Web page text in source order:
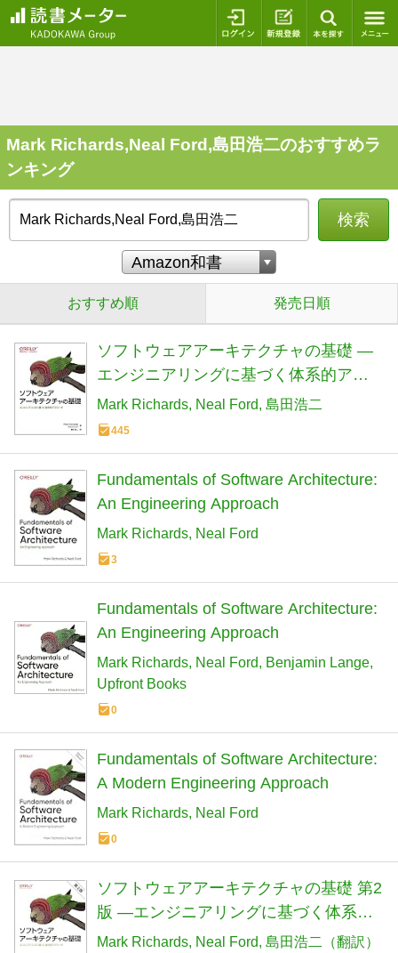
ログイン 新規登録
Mark Richards,Neal Ford,島田浩二のおすすめラ
ンキング
検索
おすすめ順 発売日順
ソフトウェアアーキテクチャの基礎 ―
エンジニアリングに基づく体系的アプ
ローチ
Mark Richards Neal Ford 島田浩二
445
Fundamentals of Software Architecture:
An Engineering Approach
Mark Richards Neal Ford
3
Fundamentals of Software Architecture:
An Engineering Approach
Mark Richards Neal Ford
Benjamin Lange
Upfront Books
0
Fundamentals of Software Architecture:
A Modern Engineering Approach
Mark Richards Neal Ford
0
ソフトウェアアーキテクチャの基礎 第2
版 ―エンジニアリングに基づく体系的
アプローチ
Mark Richards Neal Ford 島田浩二（翻訳）